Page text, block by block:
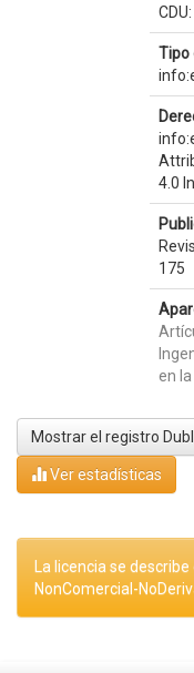
Tipo
4.0
175
en
Mostrar el registro
Ver estadísticas
La licencia se
NonComercial-